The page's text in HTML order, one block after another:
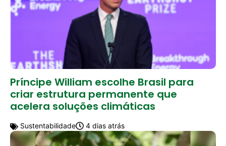
Príncipe William escolhe Brasil para
criar estrutura permanente que
acelera soluções climáticas
Sustentabilidade 4 dias atrás